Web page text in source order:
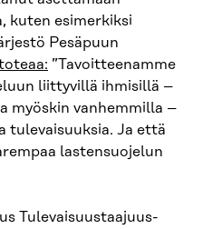
kuten esimerkiksi
Pesäpuun
”Tavoitteenamme
liittyvillä ihmisillä –
myöskin vanhemmilla –
tulevaisuuksia. Ja että
lastensuojelun
Tulevaisuustaajuus-